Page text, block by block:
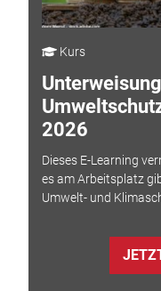
Kurs
2026
Dieses E-Learning
es am Arbeitsplatz
Umwelt- und